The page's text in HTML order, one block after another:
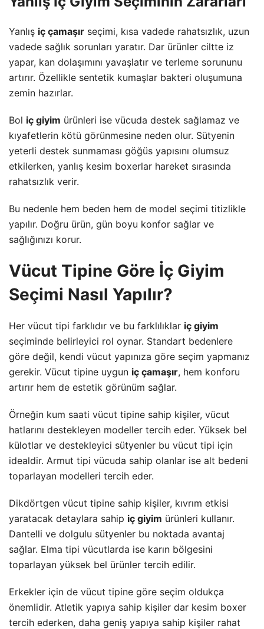
Yanlış iç çamaşır seçimi, kısa vadede rahatsızlık, uzun
vadede sağlık sorunları yaratır. Dar ürünler ciltte iz
yapar, kan dolaşımını yavaşlatır ve terleme sorununu
artırır. Özellikle sentetik kumaşlar bakteri oluşumuna
zemin hazırlar.
Bol iç giyim ürünleri ise vücuda destek sağlamaz ve
kıyafetlerin kötü görünmesine neden olur. Sütyenin
yeterli destek sunmaması göğüs yapısını olumsuz
etkilerken, yanlış kesim boxerlar hareket sırasında
rahatsızlık verir.
Bu nedenle hem beden hem de model seçimi titizlikle
yapılır. Doğru ürün, gün boyu konfor sağlar ve
sağlığınızı korur.
Vücut Tipine Göre İç Giyim
Seçimi Nasıl Yapılır?
Her vücut tipi farklıdır ve bu farklılıklar iç giyim
seçiminde belirleyici rol oynar. Standart bedenlere
göre değil, kendi vücut yapınıza göre seçim yapmanız
gerekir. Vücut tipine uygun iç çamaşır, hem konforu
artırır hem de estetik görünüm sağlar.
Örneğin kum saati vücut tipine sahip kişiler, vücut
hatlarını destekleyen modeller tercih eder. Yüksek bel
külotlar ve destekleyici sütyenler bu vücut tipi için
idealdir. Armut tipi vücuda sahip olanlar ise alt bedeni
toparlayan modelleri tercih eder.
Dikdörtgen vücut tipine sahip kişiler, kıvrım etkisi
yaratacak detaylara sahip iç giyim ürünleri kullanır.
Dantelli ve dolgulu sütyenler bu noktada avantaj
sağlar. Elma tipi vücutlarda ise karın bölgesini
toparlayan yüksek bel ürünler tercih edilir.
Erkekler için de vücut tipine göre seçim oldukça
önemlidir. Atletik yapıya sahip kişiler dar kesim boxer
tercih ederken, daha geniş yapıya sahip kişiler rahat